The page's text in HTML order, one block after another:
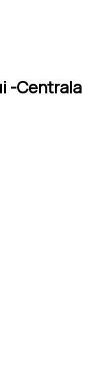
-Centrala